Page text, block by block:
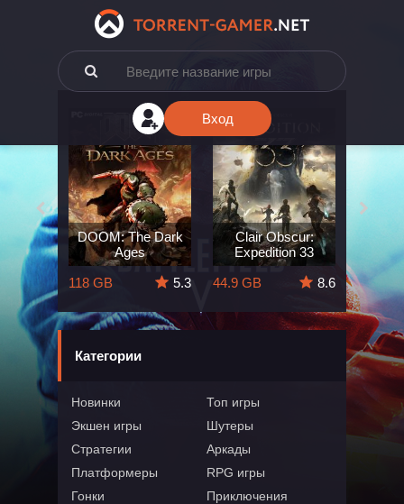
Вход
The
5.7
DOOM: The Dark
Ages
118 GB
5.3
Clair Obscur:
Expedition 33
44.9 GB
8.6
164 GB
Категории
Новинки
Топ игры
Экшен игры
Шутеры
Стратегии
Аркады
Платформеры
RPG игры
Гонки
Приключения